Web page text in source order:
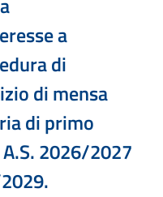
a
di
di mensa
di primo
2026/2027